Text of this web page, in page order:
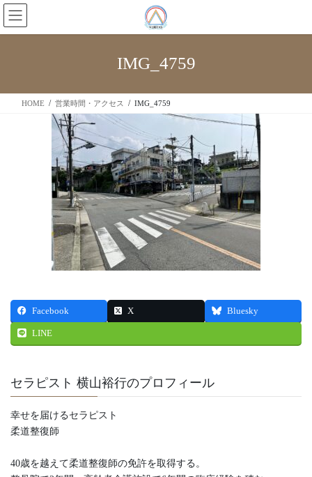
IMG_4759
HOME 営業時間・アクセス IMG_4759
Facebook X Bluesky
LINE
セラピスト 横山裕行のプロフィール
幸せを届けるセラピスト
柔道整復師
40歳を越えて柔道整復師の免許を取得する。